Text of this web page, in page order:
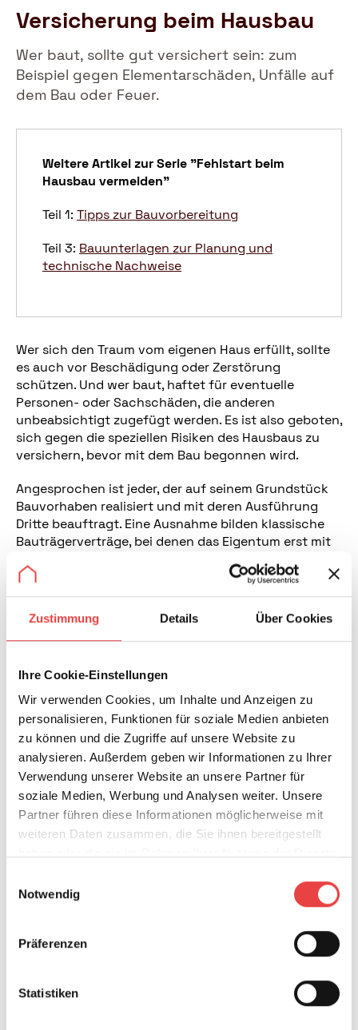
Zustimmung Details Über Cookies
Ihre Cookie-Einstellungen
Wir verwenden Cookies, um Inhalte und Anzeigen zu
personalisieren, Funktionen für soziale Medien anbieten
zu können und die Zugriffe auf unsere Website zu
analysieren. Außerdem geben wir Informationen zu Ihrer
Verwendung unserer Website an unsere Partner für
soziale Medien, Werbung und Analysen weiter. Unsere
Partner führen diese Informationen möglicherweise mit
weiteren Daten zusammen, die Sie ihnen bereitgestellt
Notwendig
Präferenzen
Statistiken
Versicherung beim Hausbau
Wer baut, sollte gut versichert sein: zum
Beispiel gegen Elementarschäden, Unfälle auf
dem Bau oder Feuer.
Weitere Artikel zur Serie "Fehlstart beim
Hausbau vermeiden"
Teil 1: Tipps zur Bauvorbereitung
Teil 3: Bauunterlagen zur Planung und
technische Nachweise
© BSB
Wer sich den Traum vom eigenen Haus erfüllt, sollte
es auch vor Beschädigung oder Zerstörung
schützen. Und wer baut, haftet für eventuelle
Personen- oder Sachschäden, die anderen
unbeabsichtigt zugefügt werden. Es ist also geboten,
sich gegen die speziellen Risiken des Hausbaus zu
versichern, bevor mit dem Bau begonnen wird.
Angesprochen ist jeder, der auf seinem Grundstück
Bauvorhaben realisiert und mit deren Ausführung
Dritte beauftragt. Eine Ausnahme bilden klassische
Bauträgerverträge, bei denen das Eigentum erst mit
Fertigstellung an den Erwerber übergeht. Hier liegt
die Versicherungspflicht beim Bauträger.
Welche Versicherungen beim Hausbau unbedingt
abgeschlossen werden sollten, erläutert der folgende
Ratgeber.
Bauleistungs- bzw.
Die Bauleistungsversicherung (auch
Bauwesenversicherung genannt) leistet Ersatz für